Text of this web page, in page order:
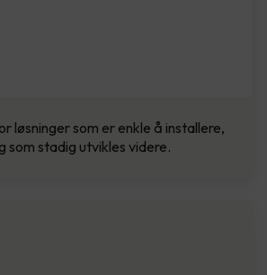
løsninger som er enkle å installere,
som stadig utvikles videre.